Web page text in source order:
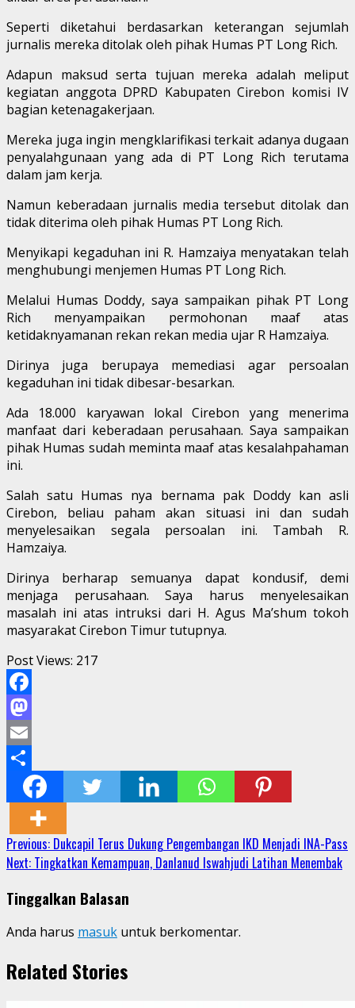
Seperti diketahui berdasarkan keterangan sejumlah
jurnalis mereka ditolak oleh pihak Humas PT Long Rich.
Adapun maksud serta tujuan mereka adalah meliput
kegiatan anggota DPRD Kabupaten Cirebon komisi IV
bagian ketenagakerjaan.
Mereka juga ingin mengklarifikasi terkait adanya dugaan
penyalahgunaan yang ada di PT Long Rich terutama
dalam jam kerja.
Namun keberadaan jurnalis media tersebut ditolak dan
tidak diterima oleh pihak Humas PT Long Rich.
Menyikapi kegaduhan ini R. Hamzaiya menyatakan telah
menghubungi menjemen Humas PT Long Rich.
Melalui Humas Doddy, saya sampaikan pihak PT Long
Rich menyampaikan permohonan maaf atas
ketidaknyamanan rekan rekan media ujar R Hamzaiya.
Dirinya juga berupaya memediasi agar persoalan
kegaduhan ini tidak dibesar-besarkan.
Ada 18.000 karyawan lokal Cirebon yang menerima
manfaat dari keberadaan perusahaan. Saya sampaikan
pihak Humas sudah meminta maaf atas kesalahpahaman
ini.
Salah satu Humas nya bernama pak Doddy kan asli
Cirebon, beliau paham akan situasi ini dan sudah
menyelesaikan segala persoalan ini. Tambah R.
Hamzaiya.
Dirinya berharap semuanya dapat kondusif, demi
menjaga perusahaan. Saya harus menyelesaikan
masalah ini atas intruksi dari H. Agus Ma’shum tokoh
masyarakat Cirebon Timur tutupnya.
Post Views: 217
Facebook
Mastodon
Email
Share
Continue
Reading
Previous: Dukcapil Terus Dukung Pengembangan IKD Menjadi INA-Pass
Next: Tingkatkan Kemampuan, Danlanud Iswahjudi Latihan Menembak
Tinggalkan Balasan
Anda harus masuk untuk berkomentar.
Related Stories